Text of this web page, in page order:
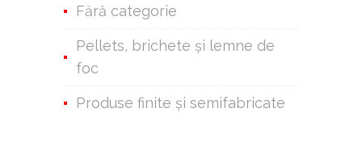
Fără categorie
Pellets, brichete și lemne de
foc
Produse finite şi semifabricate